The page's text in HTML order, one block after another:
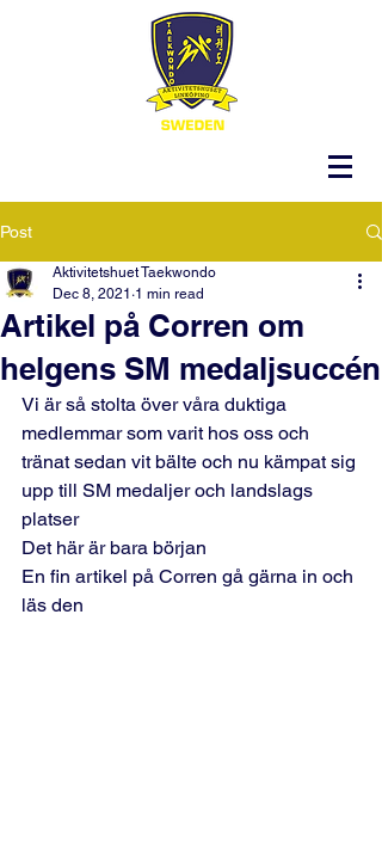
Post
Artikel på Corren om
helgens SM medaljsuccén
Aktivitetshuet Taekwondo
Dec 8, 2021 1 min read
Vi är så stolta över våra duktiga
medlemmar som varit hos oss och
tränat sedan vit bälte och nu kämpat sig
upp till SM medaljer och landslags
platser
Det här är bara början
En fin artikel på Corren gå gärna in och
läs den